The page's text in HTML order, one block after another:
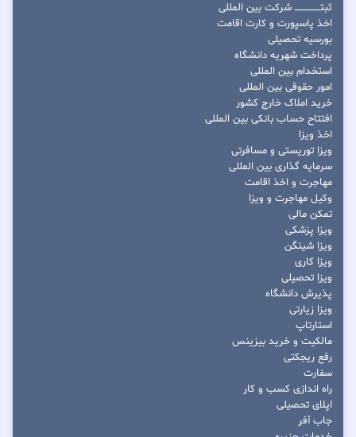
ثبتــــــــــــــــ شرکت بین المللی
اخذ پاسپورت و کارت اقامت
بورسیه تحصیلی
پرداخت شهریه دانشگاه
استخدام بین المللی
امور حقوقی بین المللی
خرید املاک خارج کشور
افتتاح حساب بانکی بین المللی
اخذ ویزا
ویزا توریستی و مسافرتی
سرمایه گذاری بین المللی
مهاجرت و اخذ اقامت
وکیل مهاجرت و ویزا
تمکن مالی
ویزا پزشکی
ویزا شینگن
ویزا کاری
ویزا تحصیلی
پذیرش دانشگاه
ویزا زیارتی
استارتاپ
مالکیت و خرید بیزینس
رفع ریجکتی
سفارت
راه اندازی کسب و کار
اپلای تحصیلی
جاب آفر